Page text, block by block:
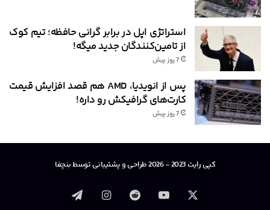
استراتژی اپل در برابر گرانی حافظه؛ تیم کوک
از تامین‌کنندگان جدید میگه!
7 روز پیش
پس از انویدیا، AMD هم قصد افزایش قیمت
کارت‌های گرافیکش رو داره!
7 روز پیش
کپی رایت 2023 - 2026 طراحی و پشتیبانی توسط بنچفا
X یوتیوب‫رددیتاینستاگرامتلگرام